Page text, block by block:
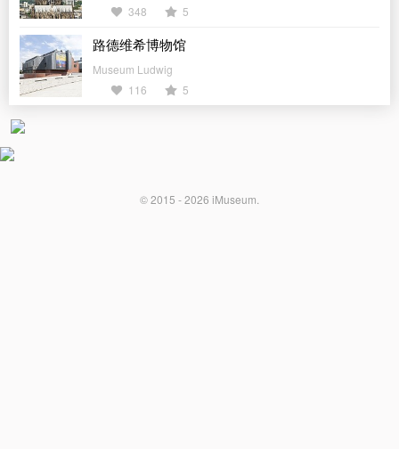
348
5
路德维希博物馆
Museum Ludwig
116
5
© 2015 - 2026 iMuseum